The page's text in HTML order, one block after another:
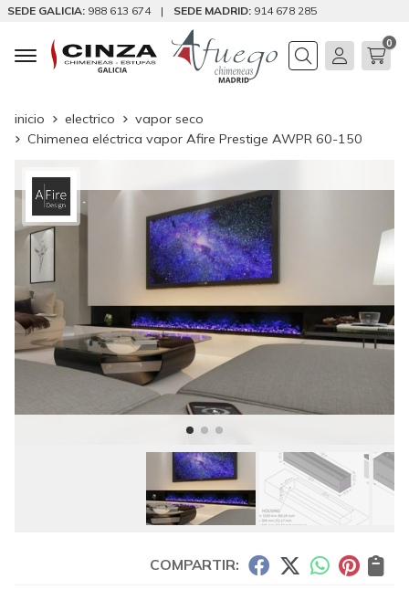
SEDE GALICIA: 988 613 674 | SEDE MADRID: 914 678 285
Buscar
0
inicio electrico
vapor seco
Chimenea eléctrica vapor Afire Prestige AWPR 60-150
COMPARTIR: